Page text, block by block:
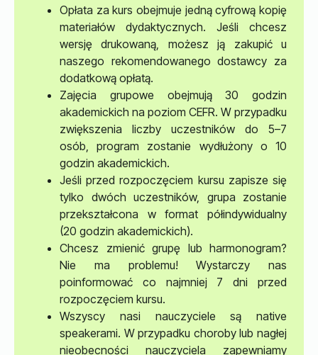
Opłata za kurs obejmuje jedną cyfrową kopię
materiałów dydaktycznych. Jeśli chcesz
wersję drukowaną, możesz ją zakupić u
naszego rekomendowanego dostawcy za
dodatkową opłatą.
Zajęcia grupowe obejmują 30 godzin
akademickich na poziom CEFR. W przypadku
zwiększenia liczby uczestników do 5–7
osób, program zostanie wydłużony o 10
godzin akademickich.
Jeśli przed rozpoczęciem kursu zapisze się
tylko dwóch uczestników, grupa zostanie
przekształcona w format półindywidualny
(20 godzin akademickich).
Chcesz zmienić grupę lub harmonogram?
Nie ma problemu! Wystarczy nas
poinformować co najmniej 7 dni przed
rozpoczęciem kursu.
Wszyscy nasi nauczyciele są native
speakerami. W przypadku choroby lub nagłej
nieobecności nauczyciela zapewniamy